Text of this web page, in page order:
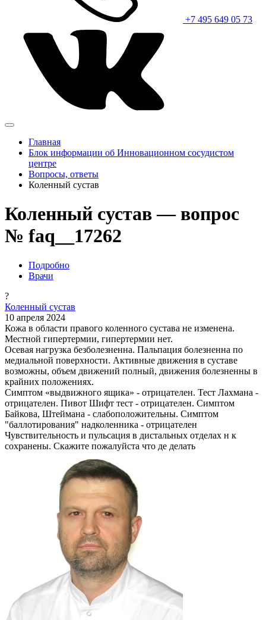
+7 495 649 05 73
Главная
Блок информации об Инновационном сосудистом
центре
Вопросы, ответы
Коленный сустав
Коленный сустав — вопрос
№ faq__17262
Подробно
Врачи
?
Коленный сустав
10 апреля 2024
Кожа в области правого коленного сустава не изменена.
Местной гипертермии, гипертермии нет.
Осевая нагрузка безболезненна. Пальпация болезненна по
медиальной поверхности. Активные движения в суставе
возможны, объем движений полный, движения болезненны в
крайних положениях.
Симптом «выдвижного ящика» - отрицателен. Тест Лахмана -
отрицателен. Пивот Шифт тест - отрицателен. Симптом
Байкова, Штеймана - слабоположительны. Симптом
"баллотирования" надколенника - отрицателен
Чувствительность и пульсация в дистальных отделах н к
сохранены. Скажите пожалуйста что де делать